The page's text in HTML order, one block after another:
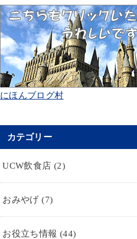
にほんブログ村
カテゴリー
UCW飲食店 (2)
おみやげ(7)
お役立ち情報 (44)